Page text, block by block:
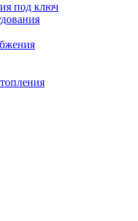
под ключ